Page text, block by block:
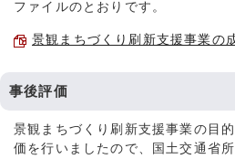
ファイルのとおりです。
景観まちづくり刷新支援事業の
事後評価
景観まちづくり刷新支援事業の目
価を行いましたので、国土交通省